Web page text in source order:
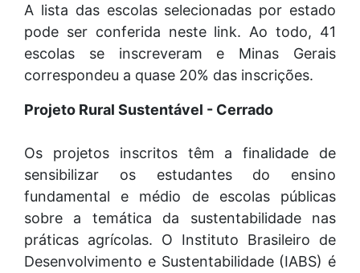
A lista das escolas selecionadas por estado
pode ser conferida neste link. Ao todo, 41
escolas se inscreveram e Minas Gerais
correspondeu a quase 20% das inscrições.
Projeto Rural Sustentável - Cerrado
Os projetos inscritos têm a finalidade de
sensibilizar os estudantes do ensino
fundamental e médio de escolas públicas
sobre a temática da sustentabilidade nas
práticas agrícolas. O Instituto Brasileiro de
Desenvolvimento e Sustentabilidade (IABS) é